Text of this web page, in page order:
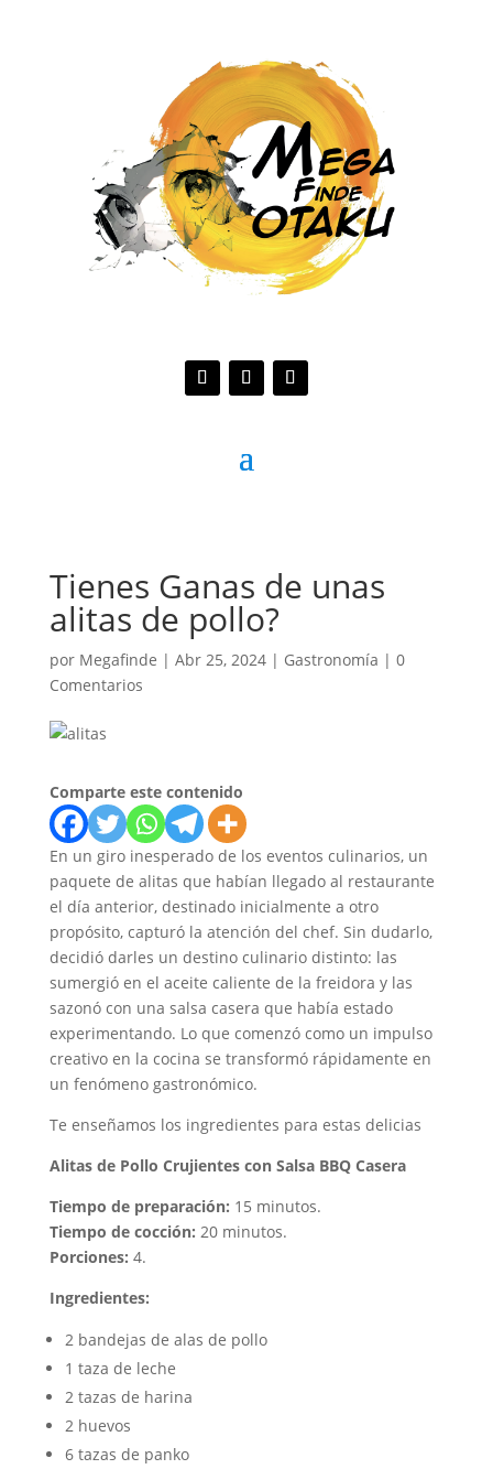
Tienes Ganas de unas
alitas de pollo?
por Megafinde | Abr 25, 2024| Gastronomía | 0
Comentarios
Comparte este contenido
En un giro inesperado de los eventos culinarios, un
paquete de alitas que habían llegado al restaurante
el día anterior, destinado inicialmente a otro
propósito, capturó la atención del chef. Sin dudarlo,
decidió darles un destino culinario distinto: las
sumergió en el aceite caliente de la freidora y las
sazonó con una salsa casera que había estado
experimentando. Lo que comenzó como un impulso
creativo en la cocina se transformó rápidamente en
un fenómeno gastronómico.
Te enseñamos los ingredientes para estas delicias
Alitas de Pollo Crujientes con Salsa BBQ Casera
Tiempo de preparación: 15 minutos.
Tiempo de cocción: 20 minutos.
Porciones: 4.
Ingredientes:
2 bandejas de alas de pollo
1 taza de leche
2 tazas de harina
2 huevos
6 tazas de panko